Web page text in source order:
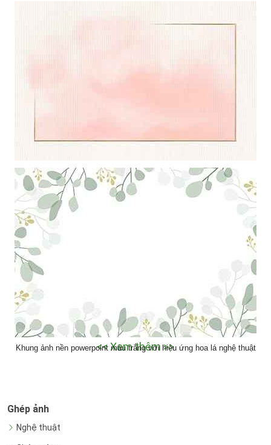
Khung ảnh nền powerpoint với đường viền kết hợp với bóng mây
hồng nghệ thuật
Khung ảnh nền powerpoint màu trắng với hiệu ứng hoa lá nghệ thuật
<< Xem thêm >>
Ghép ảnh
Nghệ thuật